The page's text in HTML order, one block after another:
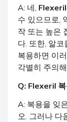
A: 네, Flexeril
수 있으므로,
작 또는 높은
다. 또한, 알
복용하면 이
각별히 주의
Q: Flexeril
A: 복용을 잊
오. 그러나 다